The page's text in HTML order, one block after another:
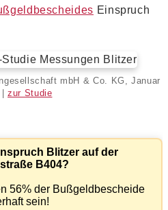
Einspruch
mbH & Co. KG, Januar
|zur Studie
Blitzer auf der
B404?
56% der Bußgeldbescheide
sein!